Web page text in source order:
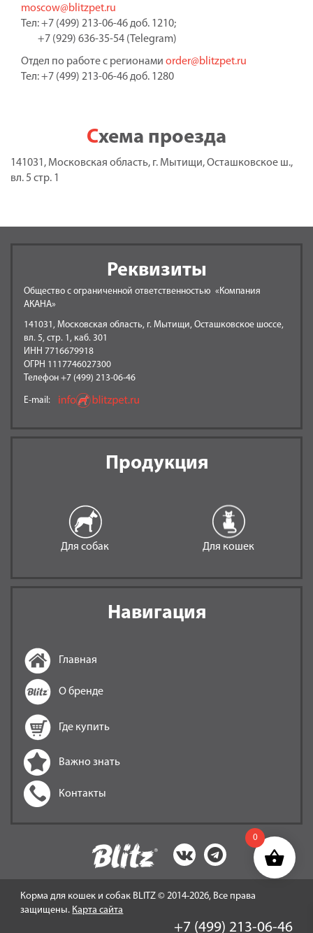
moscow@blitzpet.ru
Тел: +7 (499) 213-06-46 доб. 1210;
+7 (929) 636-35-54 (Telegram)
Отдел по работе с регионами order@blitzpet.ru
Тел: +7 (499) 213-06-46 доб. 1280
Схема проезда
141031, Московская область, г. Мытищи, Осташковское ш.,
вл. 5 стр. 1
Реквизиты
Общество с ограниченной ответственностью «Компания
АКАНА»
141031, Московская область, г. Мытищи, Осташковское шоссе,
вл. 5, стр. 1, каб. 301
ИНН 7716679918
ОГРН 1117746027300
Телефон +7 (499) 213-06-46
E-mail:
Продукция
Для собак Для кошек
Навигация
Главная
О бренде
Где купить
Важно знать
Контакты
Корма для кошек и собак BLITZ © 2014-2026, Все права
защищены. Карта сайта
+7 (499) 213-06-46
0